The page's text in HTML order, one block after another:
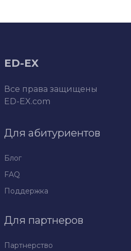
ED-EX
Все права защищены
ED-EX.com
Для абитуриентов
Блог
FAQ
Поддержка
Для партнеров
Партнерство